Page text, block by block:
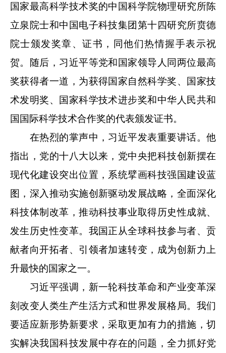
国家最高科学技术奖的中国科学院物理研究所陈
立泉院士和中国电子科技集团第十四研究所贲德
院士颁发奖章、证书，同他们热情握手表示祝
贺。随后，习近平等党和国家领导人同两位最高
奖获得者一道，为获得国家自然科学奖、国家技
术发明奖、国家科学技术进步奖和中华人民共和
国国际科学技术合作奖的代表颁发证书。
在热烈的掌声中，习近平发表重要讲话。他
指出，党的十八大以来，党中央把科技创新摆在
现代化建设突出位置，系统擘画科技强国建设蓝
图，深入推动实施创新驱动发展战略，全面深化
科技体制改革，推动科技事业取得历史性成就、
发生历史性变革。我国正从全球科技参与者、贡
献者向开拓者、引领者加速转变，成为创新力上
升最快的国家之一。
习近平强调，新一轮科技革命和产业变革深
刻改变人类生产生活方式和世界发展格局。我们
要适应新形势新要求，采取更加有力的措施，切
实解决我国科技发展中存在的问题，全力抓好党